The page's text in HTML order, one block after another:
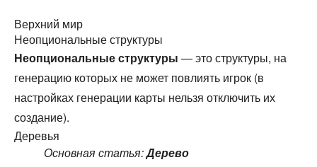
Верхний мир
Неопциональные структуры
Неопциональные структуры — это структуры, на
генерацию которых не может повлиять игрок (в
настройках генерации карты нельзя отключить их
создание).
Деревья
Основная статья:Дерево